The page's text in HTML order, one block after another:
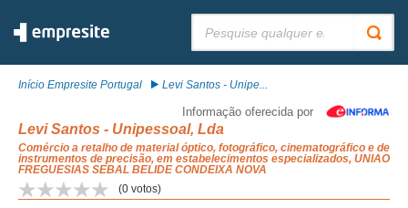
Início Empresite Portugal Levi Santos - Unipe...
Informação oferecida por
Levi Santos - Unipessoal, Lda
Comércio a retalho de material óptico, fotográfico, cinematográfico e de
instrumentos de precisão, em estabelecimentos especializados, UNIAO
FREGUESIAS SEBAL BELIDE CONDEIXA NOVA
(0 votos)